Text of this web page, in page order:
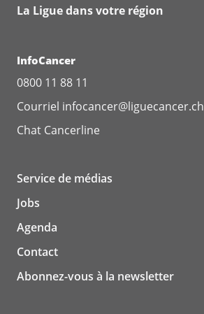
La Ligue dans votre région
InfoCancer
0800 11 88 11
Courriel infocancer@liguecancer.ch
Chat Cancerline
Service de médias
Jobs
Agenda
Contact
Abonnez-vous à la newsletter